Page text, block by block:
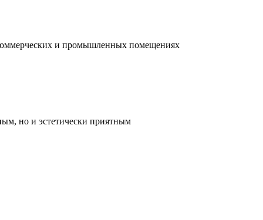
и промышленных помещениях
но и эстетически приятным